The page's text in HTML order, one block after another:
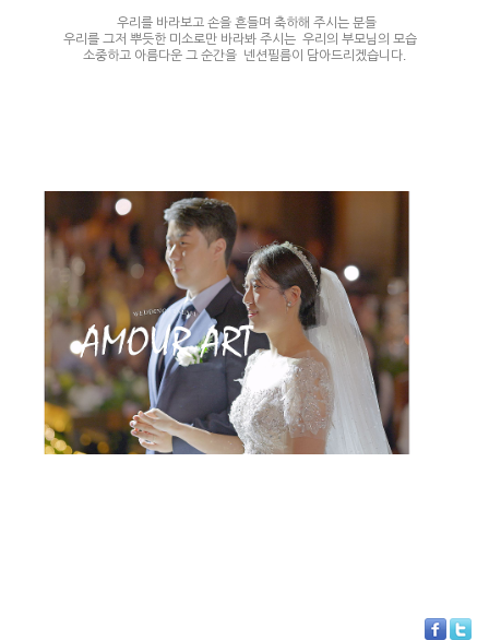
​ 우리를 바라보고 손을 흔들며 축하해 주시는 분들
우리를 그저 뿌듯한 미소로만 바라봐 주시는 우리의 부모님의 모습 ​
소중하고 아름다운 그 순간을 넨션필름이 담아드리겠습니다.